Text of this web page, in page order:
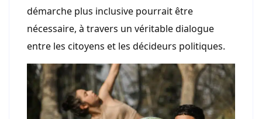
démarche plus inclusive pourrait être
nécessaire, à travers un véritable dialogue
entre les citoyens et les décideurs politiques.